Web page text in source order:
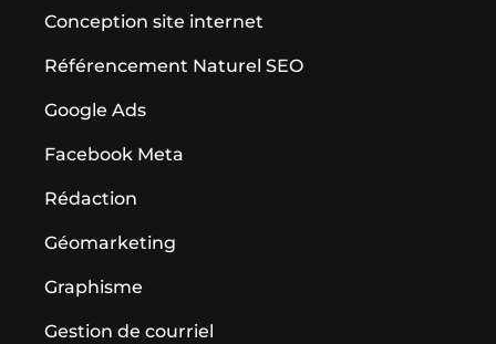
Conception site internet
Référencement Naturel SEO
Google Ads
Facebook Meta
Rédaction
Géomarketing
Graphisme
Gestion de courriel